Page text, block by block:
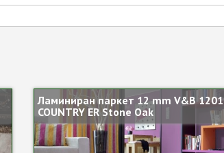
Ламиниран паркет 12 mm V&B 1201
COUNTRY ER Stone Oak